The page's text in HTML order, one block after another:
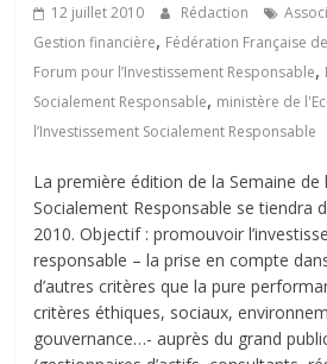
12 juillet 2010 Rédaction
Gestion financière, Fédération Française
Forum pour l’Investissement Responsable,
Socialement Responsable, ministère de
l’Investissement Socialement Responsable
La première édition de la Semaine de
Socialement Responsable se tiendra
2010. Objectif : promouvoir
responsable – la prise en compte
d’autres critères que la pure
critères éthiques, sociaux,
gouvernance…- auprès du grand